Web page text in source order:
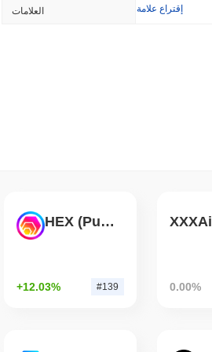
'سيء للغاية': فريق بيتكوين الأحمر يكتشف 85 خطأً حرجاً في حوالي يوم
العلامات إقتراع علامة
HEX (Pulsechain)
+12.03% #139
XXXAi
0.00%